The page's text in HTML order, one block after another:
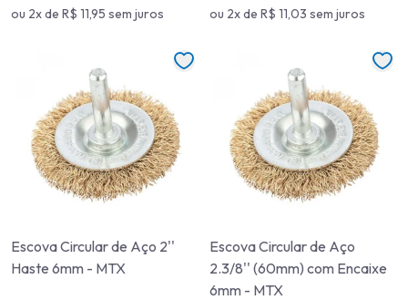
ou 2x de R$ 11,95 sem juros ou 2x de R$ 11,03 sem juros
Escova Circular de Aço 2''
Haste 6mm - MTX
Escova Circular de Aço
2.3/8'' (60mm) com Encaixe
6mm - MTX